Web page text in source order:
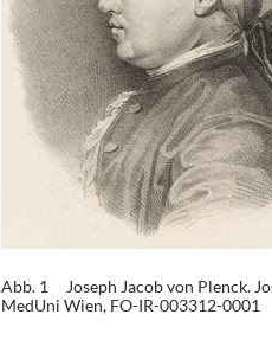
Abb. 1 Joseph Jacob von Plenck.
MedUni Wien, FO-IR-003312-0001